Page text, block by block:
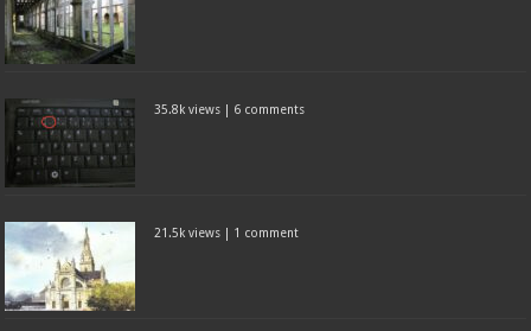
35.8k views | 6 comments
21.5k views | 1 comment